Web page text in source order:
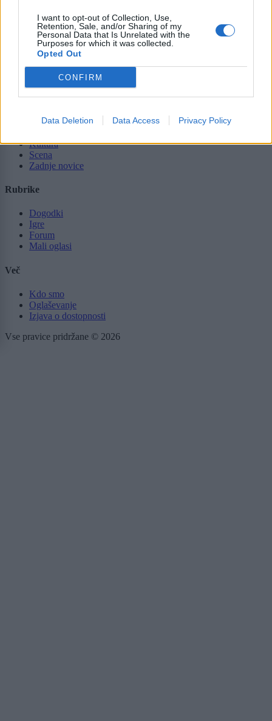
I want to opt-out of Collection, Use,
Retention, Sale, and/or Sharing of my
Personal Data that Is Unrelated with the
Purposes for which it was collected.
Opted Out
CONFIRM
Data Deletion Data Access Privacy Policy
Tematike
Lokalno
Slovenija
Politika
Gospodarstvo
Zdravje
Kultura
Scena
Zadnje novice
Rubrike
Dogodki
Igre
Forum
Mali oglasi
Več
Kdo smo
Oglaševanje
Izjava o dostopnosti
Vse pravice pridržane © 2026